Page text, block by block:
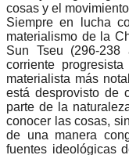
cosas y el
Siempre en lucha
materialismo de la
Sun Tseu (296-238
corriente
materialista más
está desprovisto de
parte de la
conocer las cosas,
de una manera
fuentes ideológicas